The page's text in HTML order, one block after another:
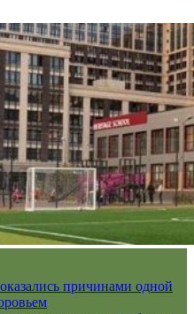
причинами одной